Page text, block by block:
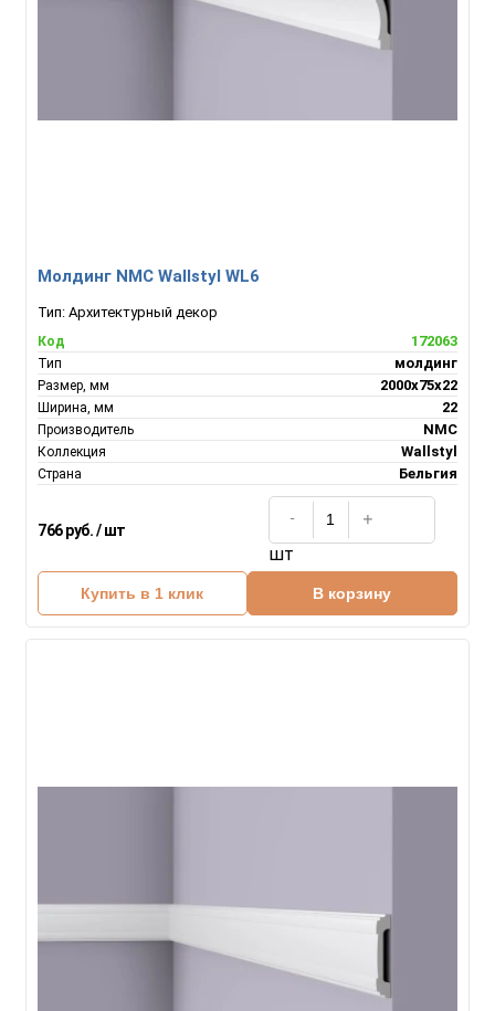
Молдинг NMC Wallstyl WL6
Тип: Архитектурный декор
Код 172063
Тип молдинг
Размер, мм 2000х75х22
Ширина, мм 22
Производитель NMC
Коллекция Wallstyl
Страна Бельгия
766 руб. / шт
шт
Купить в 1 клик В корзину